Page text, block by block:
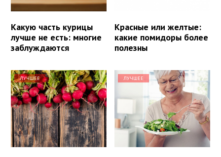
Какую часть курицы
лучше не есть: многие
заблуждаются
Красные или желтые:
какие помидоры более
полезны
ЛУЧШЕЕ ЛУЧШЕЕ